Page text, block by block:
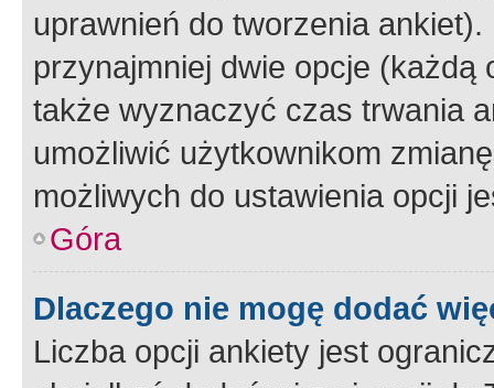
uprawnień do tworzenia
przynajmniej dwie opcje
także wyznaczyć czas trwania
umożliwić użytkownikom
możliwych do ustawienia opcji
Góra
Dlaczego nie mogę dodać
Liczba opcji ankiety jest